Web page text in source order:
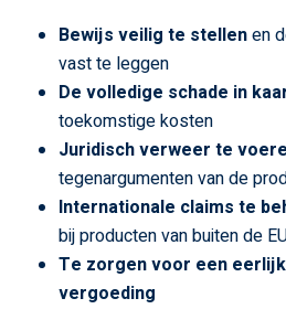
Bewijs veilig te stellenen
vast te leggen
De volledige schade in
toekomstige kosten
Juridisch verweer te
tegenargumenten van de
Internationale claims te
bij producten van buiten de
Te zorgen voor een
vergoeding